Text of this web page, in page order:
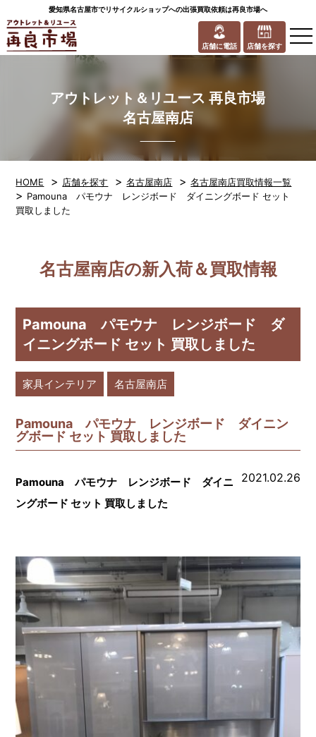
愛知県名古屋市でリサイクルショップへの出張買取依頼は再良市場へ
店舗に電話 店舗を探す
アウトレット＆リユース 再良市場
名古屋南店
HOME > 店舗を探す >名古屋南店 >名古屋南店買取情報一覧
> Pamouna パモウナ レンジボード ダイニングボード セット
買取しました
名古屋南店の新入荷＆買取情報
Pamouna パモウナ レンジボード ダ
イニングボード セット 買取しました
家具インテリア 名古屋南店
Pamouna パモウナ レンジボード ダイニン
グボード セット 買取しました
2021.02.26
Pamouna パモウナ レンジボード ダイニ
ングボード セット 買取しました